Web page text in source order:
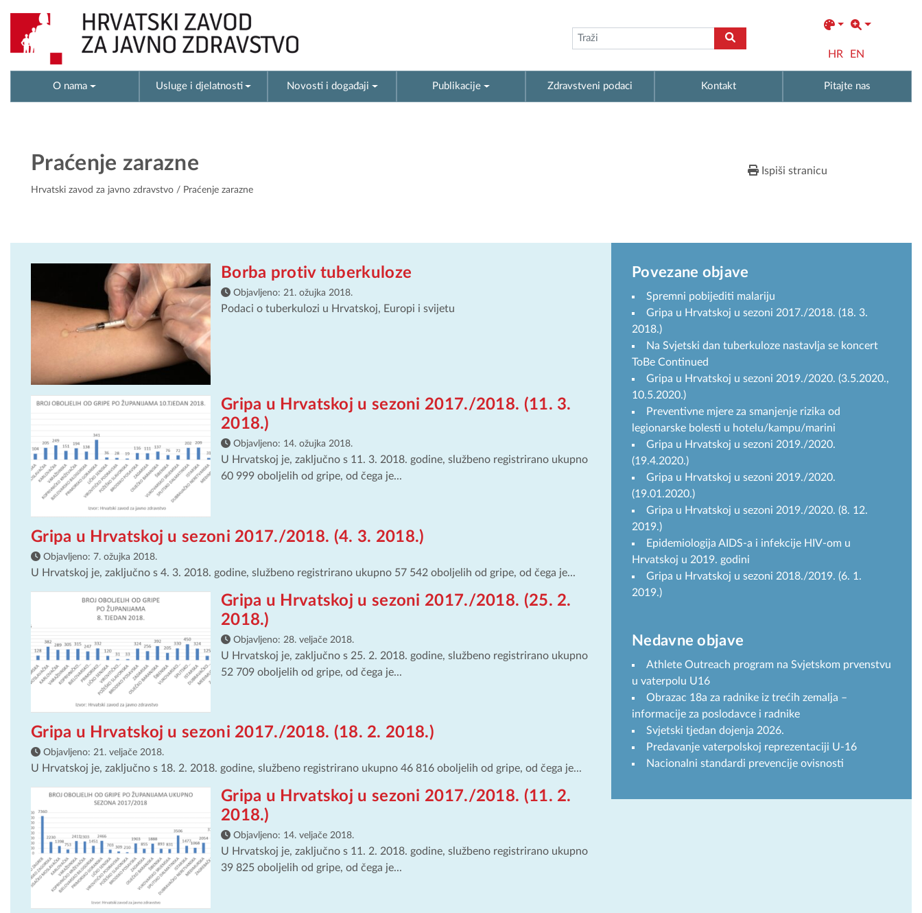
HR EN
O nama Usluge i djelatnosti Novosti i događaji Publikacije Zdravstveni podaci Kontakt Pitajte nas
Praćenje zarazne
Hrvatski zavod za javno zdravstvo / Praćenje zarazne
Ispiši stranicu
Borba protiv tuberkuloze
Objavljeno: 21. ožujka 2018.
Podaci o tuberkulozi u Hrvatskoj, Europi i svijetu
Gripa u Hrvatskoj u sezoni 2017./2018. (11. 3.
2018.)
Objavljeno: 14. ožujka 2018.
U Hrvatskoj je, zaključno s 11. 3. 2018. godine, službeno registrirano ukupno
60 999 oboljelih od gripe, od čega je...
Gripa u Hrvatskoj u sezoni 2017./2018. (4. 3. 2018.)
Objavljeno: 7. ožujka 2018.
U Hrvatskoj je, zaključno s 4. 3. 2018. godine, službeno registrirano ukupno 57 542 oboljelih od gripe, od čega je...
Gripa u Hrvatskoj u sezoni 2017./2018. (25. 2.
2018.)
Objavljeno: 28. veljače 2018.
U Hrvatskoj je, zaključno s 25. 2. 2018. godine, službeno registrirano ukupno
52 709 oboljelih od gripe, od čega je...
Gripa u Hrvatskoj u sezoni 2017./2018. (18. 2. 2018.)
Objavljeno: 21. veljače 2018.
U Hrvatskoj je, zaključno s 18. 2. 2018. godine, službeno registrirano ukupno 46 816 oboljelih od gripe, od čega je...
Gripa u Hrvatskoj u sezoni 2017./2018. (11. 2.
2018.)
Objavljeno: 14. veljače 2018.
U Hrvatskoj je, zaključno s 11. 2. 2018. godine, službeno registrirano ukupno
39 825 oboljelih od gripe, od čega je...
Povezane objave
Spremni pobijediti malariju
Gripa u Hrvatskoj u sezoni 2017./2018. (18. 3.
2018.)
Na Svjetski dan tuberkuloze nastavlja se koncert
ToBe Continued
Gripa u Hrvatskoj u sezoni 2019./2020. (3.5.2020.,
10.5.2020.)
Preventivne mjere za smanjenje rizika od
legionarske bolesti u hotelu/kampu/marini
Gripa u Hrvatskoj u sezoni 2019./2020.
(19.4.2020.)
Gripa u Hrvatskoj u sezoni 2019./2020.
(19.01.2020.)
Gripa u Hrvatskoj u sezoni 2019./2020. (8. 12.
2019.)
Epidemiologija AIDS-a i infekcije HIV-om u
Hrvatskoj u 2019. godini
Gripa u Hrvatskoj u sezoni 2018./2019. (6. 1.
2019.)
Nedavne objave
Athlete Outreach program na Svjetskom prvenstvu
u vaterpolu U16
Obrazac 18a za radnike iz trećih zemalja –
informacije za poslodavce i radnike
Svjetski tjedan dojenja 2026.
Predavanje vaterpolskoj reprezentaciji U-16
Nacionalni standardi prevencije ovisnosti